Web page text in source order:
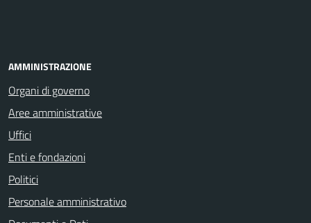
AMMINISTRAZIONE
Organi di governo
Aree amministrative
Uffici
Enti e fondazioni
Politici
Personale amministrativo